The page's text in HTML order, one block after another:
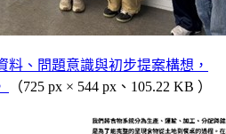
、問題意識與初步提案構想，
（725 px × 544 px、105.22 KB ）